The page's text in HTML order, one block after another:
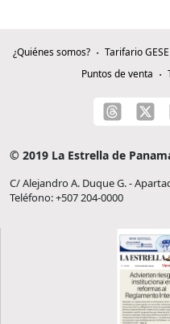
¿Quiénes somos? Tarifario GESE
Puntos de venta
© 2019 La Estrella de
C/ Alejandro A. Duque G. -
Teléfono: +507 204-0000